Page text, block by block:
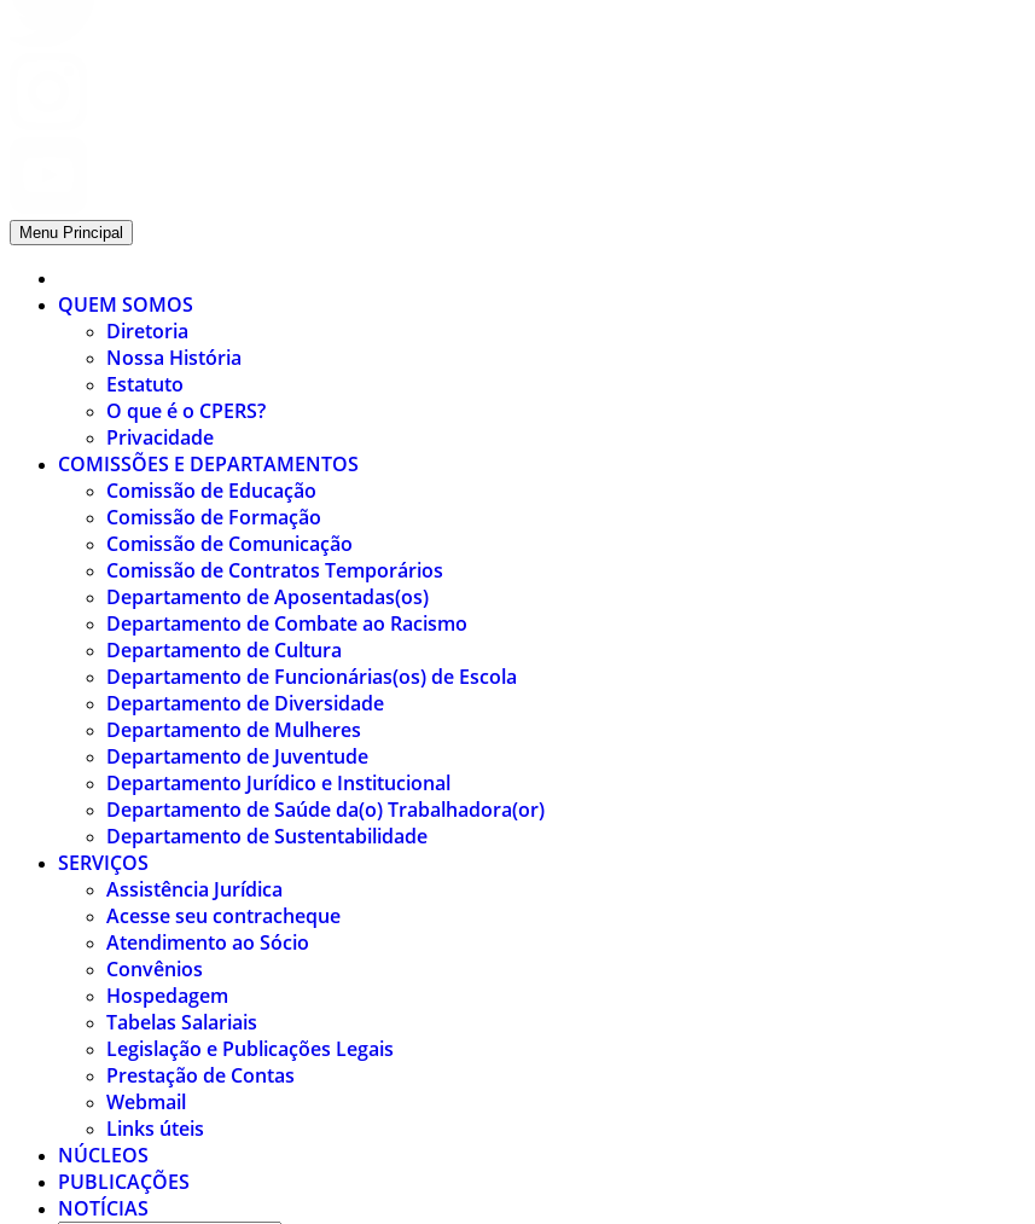
Menu Principal
QUEM SOMOS
Diretoria
Nossa História
Estatuto
O que é o CPERS?
Privacidade
COMISSÕES E DEPARTAMENTOS
Comissão de Educação
Comissão de Formação
Comissão de Comunicação
Comissão de Contratos Temporários
Departamento de Aposentadas(os)
Departamento de Combate ao Racismo
Departamento de Cultura
Departamento de Funcionárias(os) de Escola
Departamento de Diversidade
Departamento de Mulheres
Departamento de Juventude
Departamento Jurídico e Institucional
Departamento de Saúde da(o) Trabalhadora(or)
Departamento de Sustentabilidade
SERVIÇOS
Assistência Jurídica
Acesse seu contracheque
Atendimento ao Sócio
Convênios
Hospedagem
Tabelas Salariais
Legislação e Publicações Legais
Prestação de Contas
Webmail
Links úteis
NÚCLEOS
PUBLICAÇÕES
NOTÍCIAS